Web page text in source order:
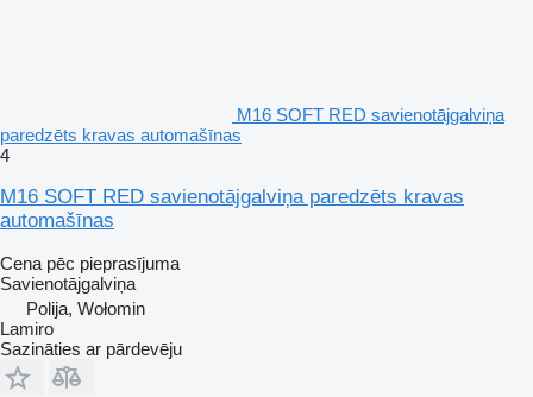
M16 SOFT RED savienotājgalviņa
paredzēts kravas automašīnas
4
M16 SOFT RED savienotājgalviņa paredzēts kravas
automašīnas
Cena pēc pieprasījuma
Savienotājgalviņa
Polija, Wołomin
Lamiro
Sazināties ar pārdevēju